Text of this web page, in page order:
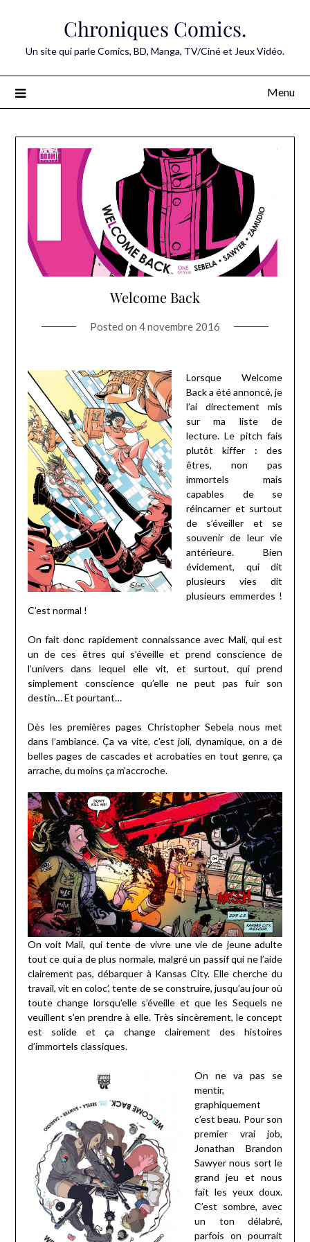
Chroniques Comics.
Un site qui parle Comics, BD, Manga, TV/Ciné et Jeux Vidéo.
Menu
Welcome Back
Posted on 4 novembre 2016
Lorsque Welcome
Back a été annoncé, je
l’ai directement mis
sur ma liste de
lecture. Le pitch fais
plutôt kiffer : des
êtres, non pas
immortels mais
capables de se
réincarner et surtout
de s’éveiller et se
souvenir de leur vie
antérieure. Bien
évidement, qui dit
plusieurs vies dit
plusieurs emmerdes !
C’est normal !
On fait donc rapidement connaissance avec Mali, qui est
un de ces êtres qui s’éveille et prend conscience de
l’univers dans lequel elle vit, et surtout, qui prend
simplement conscience qu’elle ne peut pas fuir son
destin… Et pourtant…
Dès les premières pages Christopher Sebela nous met
dans l’ambiance. Ça va vite, c’est joli, dynamique, on a de
belles pages de cascades et acrobaties en tout genre, ça
arrache, du moins ça m’accroche.
On voit Mali, qui tente de vivre une vie de jeune adulte
tout ce qui a de plus normale, malgré un passif qui ne l’aide
clairement pas, débarquer à Kansas City. Elle cherche du
travail, vit en coloc’, tente de se construire, jusqu’au jour où
toute change lorsqu’elle s’éveille et que les Sequels ne
veuillent s’en prendre à elle. Très sincèrement, le concept
est solide et ça change clairement des histoires
d’immortels classiques.
On ne va pas se
mentir,
graphiquement
c’est beau. Pour son
premier vrai job,
Jonathan Brandon
Sawyer nous sort le
grand jeu et nous
fait les yeux doux.
C’est sombre, avec
un ton délabré,
parfois on pourrait